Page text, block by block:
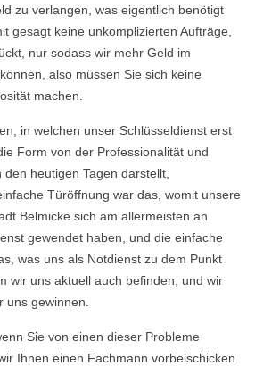
zu verlangen, was eigentlich benötigt
gesagt keine unkomplizierten Aufträge,
nur sodass wir mehr Geld im
also müssen Sie sich keine
machen.
in welchen unser Schlüsseldienst erst
Form von der Professionalität und
heutigen Tagen darstellt,
Türöffnung war das, womit unsere
Belmicke sich am allermeisten an
gewendet haben, und die einfache
was uns als Notdienst zu dem Punkt
wir uns aktuell auch befinden, und wir
uns gewinnen.
Sie von einen dieser Probleme
Ihnen einen Fachmann vorbeischicken